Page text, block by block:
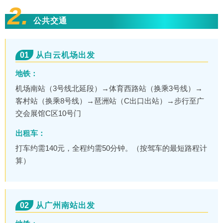
2. 公共交通
01 从白云机场出发
地铁：
机场南站（3号线北延段）→体育西路站（换乘3号线）→
客村站（换乘8号线）→琶洲站（C出口出站）→步行至广
交会展馆C区10号门
出租车：
打车约需140元，全程约需50分钟。（按驾车的最短路程计
算）
02 从广州南站出发